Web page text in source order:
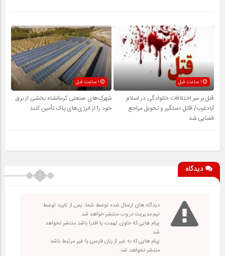
1 ساعت قبل
قتل بر سر اختلافات خانوادگی در اسلام
آبادغرب/ قاتل دستگیر و تحویل مراجع
قضایی شد
شهرک‌های صنعتی کرمانشاه بخشی از برق
خود را از انرژی‌های پاک تأمین کنند
دیدگاه
دیدگاه های ارسال شده توسط شما، پس از تایید توسط
تیم مدیریت در وب منتشر خواهد شد.
پیام هایی که حاوی تهمت یا افترا باشد منتشر نخواهد
شد.
پیام هایی که به غیر از زبان فارسی یا غیر مرتبط باشد
منتشر نخواهد شد.